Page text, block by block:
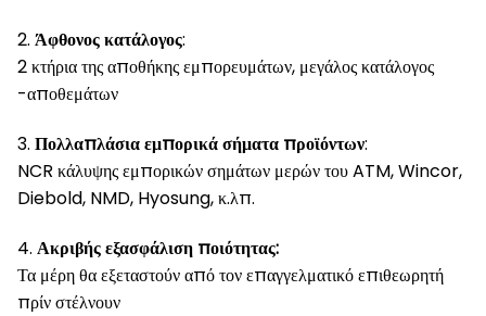
2. Άφθονος κατάλογος:
2 κτήρια της αποθήκης εμπορευμάτων, μεγάλος κατάλογος
-αποθεμάτων
3. Πολλαπλάσια εμπορικά σήματα προϊόντων:
NCR κάλυψης εμπορικών σημάτων μερών του ATM, Wincor,
Diebold, NMD, Hyosung, κ.λπ.
4. Ακριβής εξασφάλιση ποιότητας:
Τα μέρη θα εξεταστούν από τον επαγγελματικό επιθεωρητή
πρίν στέλνουν